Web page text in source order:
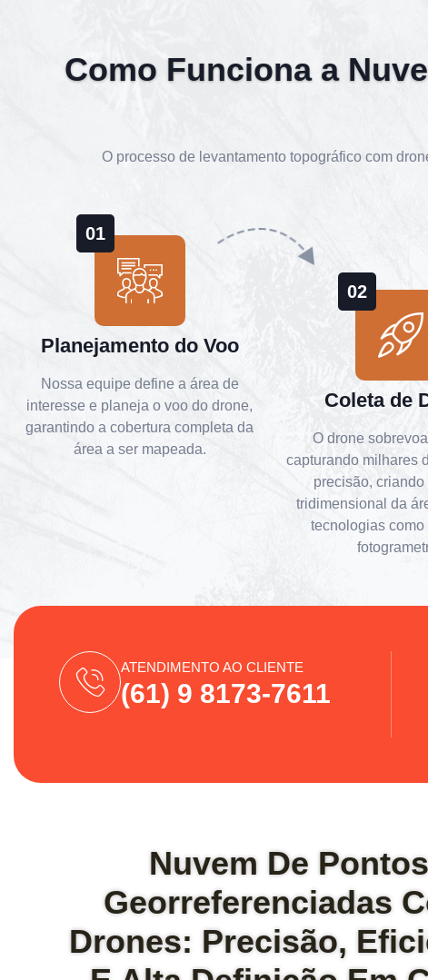
Como Funciona a
O processo de levantamento topográfico com
01
Planejamento do Voo
Nossa equipe define a área de
interesse e planeja o voo do drone,
garantindo a cobertura completa da
área a ser mapeada.
02
Coleta de
O drone
capturando milhares
precisão, criando
tridimensional da
tecnologias
ATENDIMENTO AO CLIENTE
(61) 9 8173-7611
Nuvem De Pontos
Georreferenciadas
Drones: Precisão,